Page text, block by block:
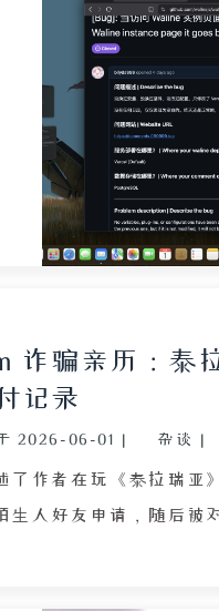
，与完整文章形成分工
名和邮箱以便互动，并
素传统。此外，作者分
态，使用
，以及为朋友开发基于
的过程。最后，作
，写博客只是生活的一
上，文章展现了作者对
诈骗亲历：泰
记录
2026-06-01 | 杂谈 |
了作者在玩《泰拉瑞亚
生人好友申请，随后被